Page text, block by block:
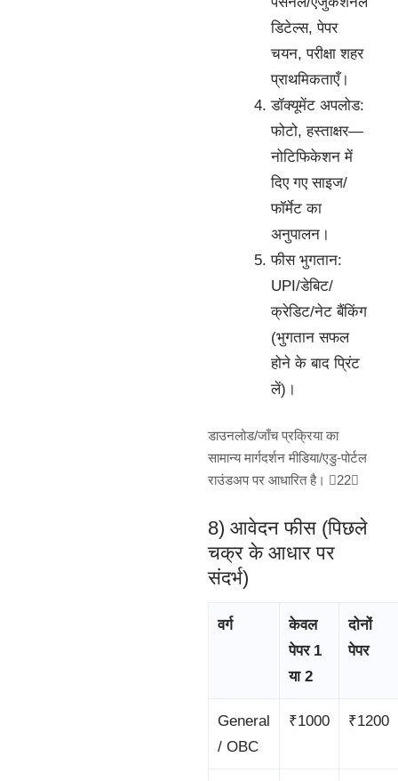
डिटेल्स, पेपर
चयन, परीक्षा शहर
प्राथमिकताएँ।
डॉक्यूमेंट अपलोड:
फोटो, हस्ताक्षर—
नोटिफिकेशन में
दिए गए साइज/
फॉर्मेट का
अनुपालन।
फीस भुगतान:
UPI/डेबिट/
क्रेडिट/नेट बैंकिंग
(भुगतान सफल
होने के बाद प्रिंट
लें)।
डाउनलोड/जाँच प्रक्रिया का
सामान्य मार्गदर्शन मीडिया/एडु-पोर्टल
राउंडअप पर आधारित है। 22
8) आवेदन फीस (पिछले
चक्र के आधार पर
संदर्भ)
वर्ग
केवल
पेपर 1
या 2
दोनों
पेपर
General
/ OBC
₹1000 ₹1200